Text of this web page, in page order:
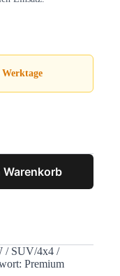
Warenkorb
/ SUV/4x4 /
Premium